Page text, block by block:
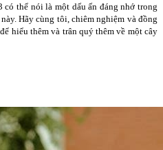
thể nói là một dấu ấn đáng nhớ trong
Hãy cùng tôi, chiêm nghiệm và đồng
hiểu thêm và trân quý thêm về một cây